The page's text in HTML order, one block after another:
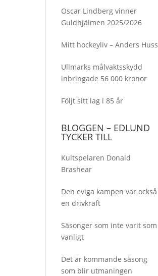
Oscar Lindberg vinner
Guldhjälmen 2025/2026
Mitt hockeyliv – Anders Huss
Ullmarks målvaktsskydd
inbringade 56 000 kronor
Följt sitt lag i 85 år
BLOGGEN – EDLUND
TYCKER TILL
Kultspelaren Donald
Brashear
Den eviga kampen var också
en drivkraft
Säsonger som inte varit som
vanligt
Det är kommande säsong
som blir utmaningen